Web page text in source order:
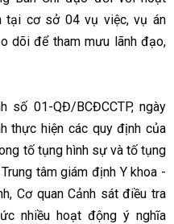
tại cơ sở 04 vụ việc, vụ án
dõi để tham mưu lãnh đạo,
01-QĐ/BCĐCCTP, ngày
thực hiện các quy định của
tố tụng hình sự và tố tụng
tâm giám định Y khoa -
Cơ quan Cảnh sát điều tra
nhiều hoạt động ý nghĩa